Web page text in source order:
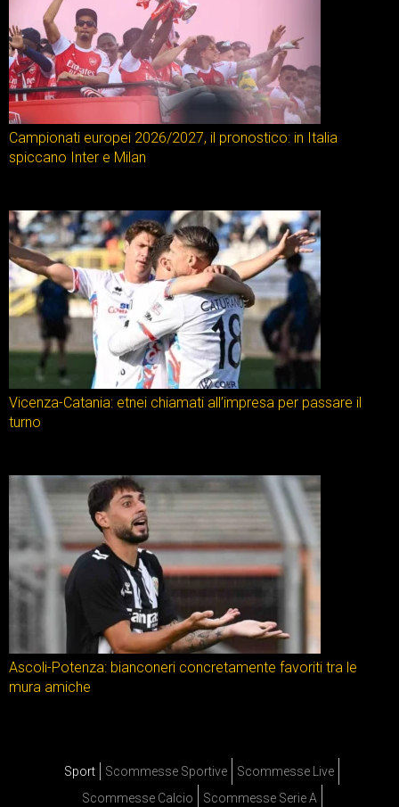
Campionati europei 2026/2027, il pronostico: in Italia
spiccano Inter e Milan
Vicenza-Catania: etnei chiamati all’impresa per passare il
turno
Ascoli-Potenza: bianconeri concretamente favoriti tra le
mura amiche
Sport Scommesse Sportive
Scommesse Live
Scommesse Calcio
Scommesse Serie A